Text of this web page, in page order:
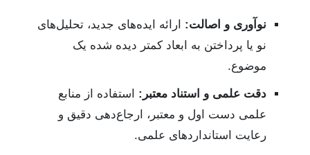
نوآوری و اصالت: ارائه ایده‌های جدید، تحلیل‌های
نو یا پرداختن به ابعاد کمتر دیده شده یک
موضوع.
دقت علمی و استناد معتبر: استفاده از منابع
علمی دست اول و معتبر، ارجاع‌دهی دقیق و
رعایت استانداردهای علمی.